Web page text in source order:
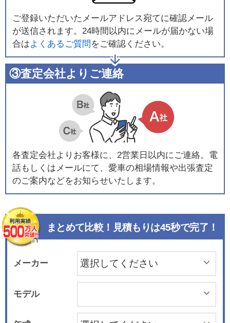
ご登録いただいたメールアドレス宛てに確認メール
が送信されます。24時間以内にメールが届かない場
合はよくあるご質問 をご確認ください。
③査定会社よりご連絡
各査定会社よりお客様に、2営業日以内にご連絡。電
話もしくはメールにて、愛車の相場情報や出張査定
のご案内などをお知らせいたします。
まとめて比較！見積もりは45秒で完了！
メーカー
モデル